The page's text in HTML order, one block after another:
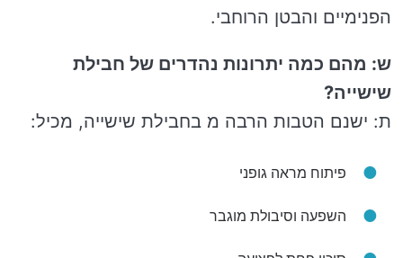
הפנימיים והבטן הרוחבי.
ש: מהם כמה יתרונות נהדרים של חבילת
שישייה?
ת: ישנם הטבות הרבה מ בחבילת שישייה, מכיל:
פיתוח מראה גופני
השפעה וסיבולת מוגבר